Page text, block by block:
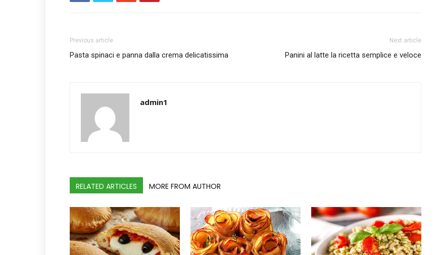
Previous article
Pasta spinaci e panna dalla crema delicatissima
Next article
Panini al latte la ricetta semplice e veloce
admin1
RELATED ARTICLES MORE FROM AUTHOR